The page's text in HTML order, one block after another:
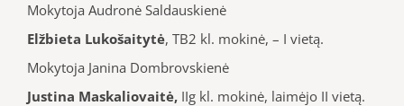
Mokytoja Audronė Saldauskienė
Elžbieta Lukošaitytė, TB2 kl. mokinė, – I vietą.
Mokytoja Janina Dombrovskienė
Justina Maskaliovaitė, IIg kl. mokinė, laimėjo II vietą.